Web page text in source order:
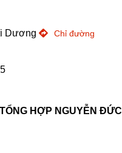
Dương Chỉ đường
HỢP NGUYỄN ĐỨC